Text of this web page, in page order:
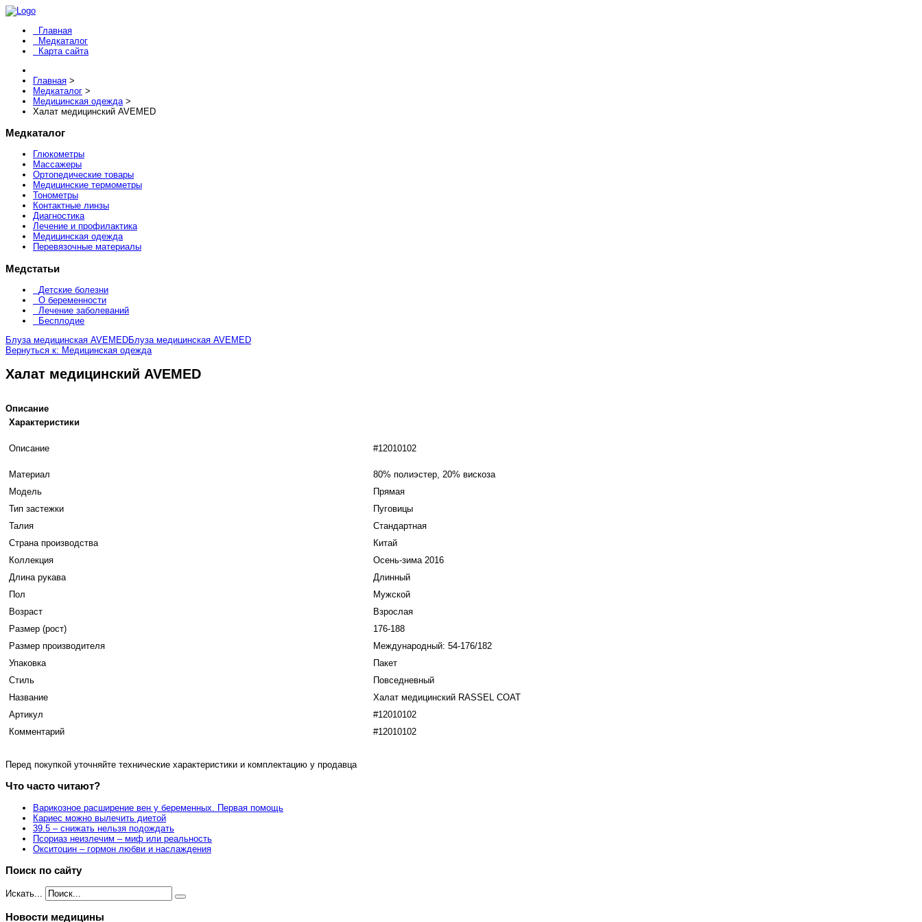
Главная
Медкаталог
Карта сайта
Главная >
Медкаталог >
Медицинская одежда >
Халат медицинский AVEMED
Медкаталог
Глюкометры
Массажеры
Ортопедические товары
Медицинские термометры
Тонометры
Контактные линзы
Диагностика
Лечение и профилактика
Медицинская одежда
Перевязочные материалы
Медстатьи
Детские болезни
О беременности
Лечение заболеваний
Бесплодие
Блуза медицинская AVEMEDБлуза медицинская AVEMED
Вернуться к: Медицинская одежда
Халат медицинский AVEMED
Описание
Характеристики
Описание #12010102
Материал
80% полиэстер, 20% вискоза
Модель
Прямая
Тип застежки
Пуговицы
Талия
Стандартная
Страна производства
Китай
Коллекция
Осень-зима 2016
Длина рукава
Длинный
Пол
Мужской
Возраст
Взрослая
Размер (рост)
176-188
Размер производителя
Международный: 54-176/182
Упаковка
Пакет
Стиль
Повседневный
Название
Халат медицинский RASSEL COAT
Артикул
#12010102
Комментарий
#12010102
Перед покупкой уточняйте технические характеристики и комплектацию у продавца
Что часто читают?
Варикозное расширение вен у беременных. Первая помощь
Кариес можно вылечить диетой
39.5 – снижать нельзя подождать
Псориаз неизлечим – миф или реальность
Окситоцин – гормон любви и наслаждения
Поиск по сайту
Искать...
Новости медицины